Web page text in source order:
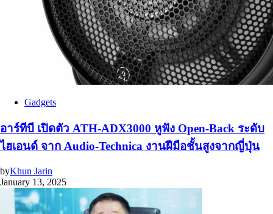
Gadgets
อาร์ทีบี เปิดตัว ATH-ADX3000 หูฟัง Open-Back ระดับ
ไฮเอนด์ จาก Audio-Technica งานฝีมือชั้นสูงจากญี่ปุ่น
byKhun Jarin
January 13, 2025